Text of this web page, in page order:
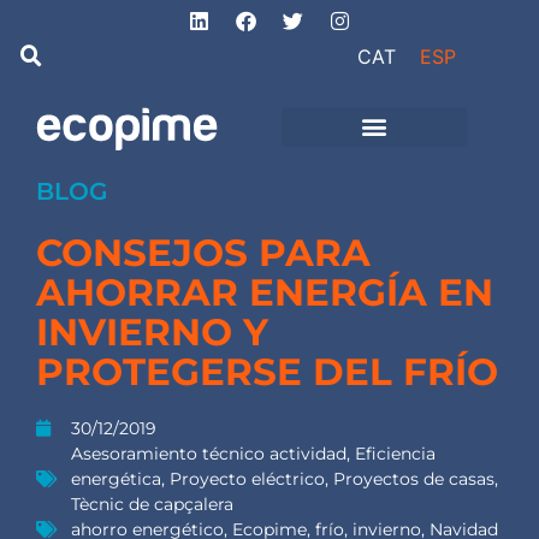
CAT ESP
BLOG
CONSEJOS PARA
AHORRAR ENERGÍA EN
INVIERNO Y
PROTEGERSE DEL FRÍO
30/12/2019
Asesoramiento técnico actividad, Eficiencia
energética, Proyecto eléctrico, Proyectos de casas,
Tècnic de capçalera
ahorro energético, Ecopime, frío, invierno, Navidad